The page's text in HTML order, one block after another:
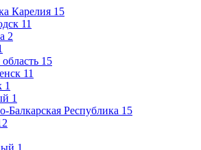
Карелия 15
11
2
15
11
1
1
Балкарская Республика 15
1